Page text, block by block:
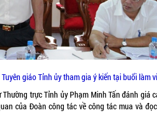
giáo Tỉnh ủy tham gia ý kiến tại buổi làm
trực Tỉnh ủy Phạm Minh Tấn đánh giá
của Đoàn công tác về công tác mua và